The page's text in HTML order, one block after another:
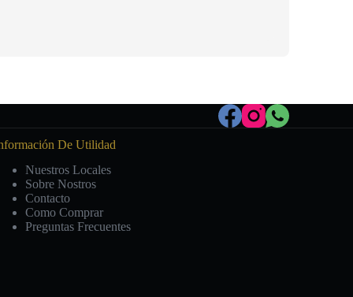
De Utilidad
Nuestros Locales
Sobre Nostros
Contacto
Como Comprar
Preguntas Frecuentes